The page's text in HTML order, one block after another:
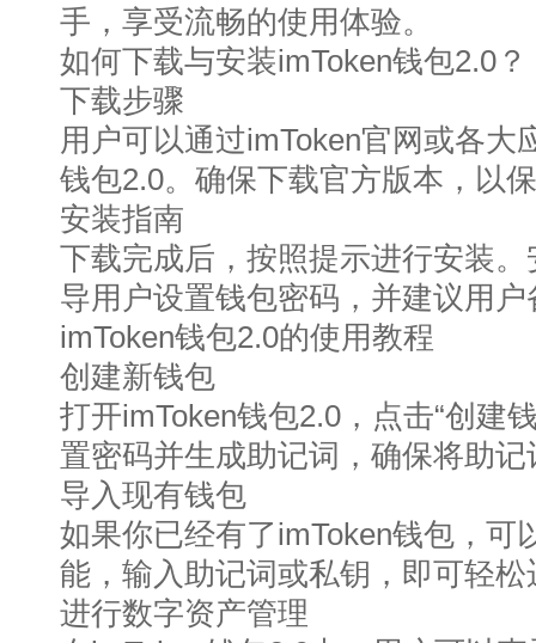
手，享受流畅的使用体验。
如何下载与安装imToken钱包2.0？
下载步骤
用户可以通过imToken官网或各大
钱包2.0。确保下载官方版本，以
安装指南
下载完成后，按照提示进行安装
导用户设置钱包密码，并建议用
imToken钱包2.0的使用教程
创建新钱包
打开imToken钱包2.0，点击“创建
置密码并生成助记词，确保将助
导入现有钱包
如果你已经有了imToken钱包，可
能，输入助记词或私钥，即可轻
进行数字资产管理